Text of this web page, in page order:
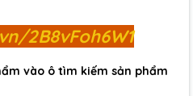
2B8vFoh6W1
vào ô tìm kiếm sản phẩm